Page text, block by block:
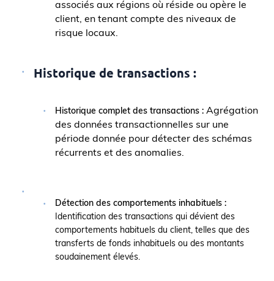
associés aux régions où réside ou opère le
client, en tenant compte des niveaux de
risque locaux.
Historique de transactions :
Historique complet des transactions : Agrégation
des données transactionnelles sur une
période donnée pour détecter des schémas
récurrents et des anomalies.
Détection des comportements inhabituels :
Identification des transactions qui dévient des
comportements habituels du client, telles que des
transferts de fonds inhabituels ou des montants
soudainement élevés.